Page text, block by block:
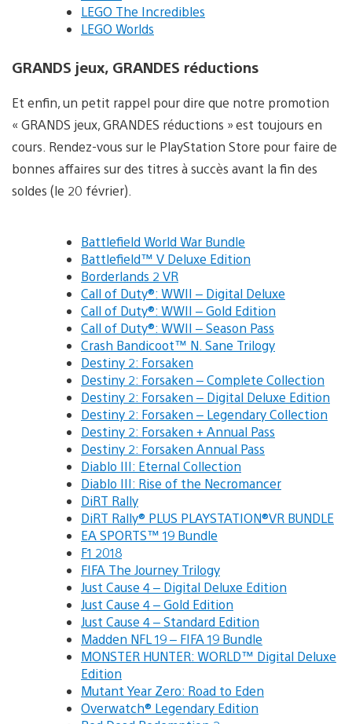
LEGO The Incredibles
LEGO Worlds
GRANDS jeux, GRANDES réductions
Et enfin, un petit rappel pour dire que notre promotion
« GRANDS jeux, GRANDES réductions » est toujours en
cours. Rendez-vous sur le PlayStation Store pour faire de
bonnes affaires sur des titres à succès avant la fin des
soldes (le 20 février).
Battlefield World War Bundle
Battlefield™ V Deluxe Edition
Borderlands 2 VR
Call of Duty®: WWII – Digital Deluxe
Call of Duty®: WWII – Gold Edition
Call of Duty®: WWII – Season Pass
Crash Bandicoot™ N. Sane Trilogy
Destiny 2: Forsaken
Destiny 2: Forsaken – Complete Collection
Destiny 2: Forsaken – Digital Deluxe Edition
Destiny 2: Forsaken – Legendary Collection
Destiny 2: Forsaken + Annual Pass
Destiny 2: Forsaken Annual Pass
Diablo III: Eternal Collection
Diablo III: Rise of the Necromancer
DiRT Rally
DiRT Rally® PLUS PLAYSTATION®VR BUNDLE
EA SPORTS™ 19 Bundle
F1 2018
FIFA The Journey Trilogy
Just Cause 4 – Digital Deluxe Edition
Just Cause 4 – Gold Edition
Just Cause 4 – Standard Edition
Madden NFL 19 – FIFA 19 Bundle
MONSTER HUNTER: WORLD™ Digital Deluxe
Edition
Mutant Year Zero: Road to Eden
Overwatch® Legendary Edition